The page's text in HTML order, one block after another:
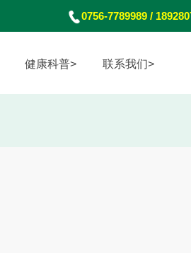
0756-7789989 /
健康科普> 联系我们>